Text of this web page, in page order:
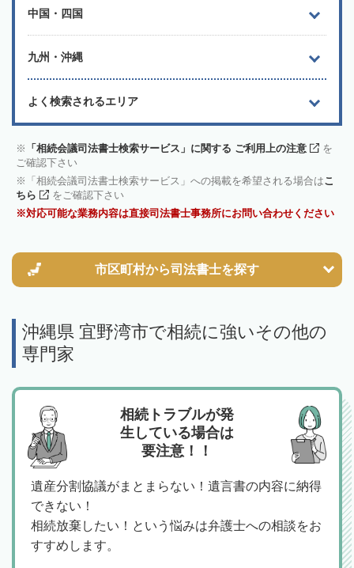
中国・四国
九州・沖縄
よく検索されるエリア
「相続会議司法書士検索サービス」に関する ご利用上の注意
を
ご確認下さい
「相続会議司法書士検索サービス」への掲載を希望される場合はこ
ちら
をご確認下さい
対応可能な業務内容は直接司法書士事務所にお問い合わせください
市区町村から司法書士を探す
沖縄県 宜野湾市で相続に強いその他の
専門家
相続トラブルが発
生している場合は
要注意！！
遺産分割協議がまとまらない！遺言書の内容に納得
できない！
相続放棄したい！という悩みは弁護士への相談をお
すすめします。